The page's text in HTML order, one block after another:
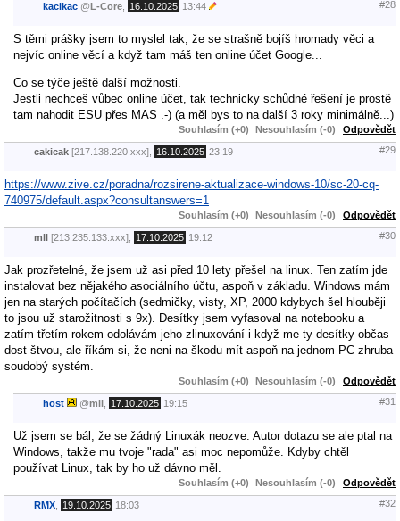
kacikac @L-Core 16.10.2025 13:44 #28
S těmi prášky jsem to myslel tak, že se strašně bojíš hromady věci a
nejvíc online věcí a když tam máš ten online účet Google...
Co se týče ještě další možnosti.
Jestli nechceš vůbec online účet, tak technicky schůdné řešení je prostě
tam nahodit ESU přes MAS .-) (a měl bys to na další 3 roky minimálně...)
Souhlasím (+0) Nesouhlasím (-0) Odpovědět
cakicak [217.138.220.xxx], 16.10.2025 23:19 #29
https://www.zive.cz/poradna/rozsirene-aktualizace-windows-10/sc-20-cq-
740975/default.aspx?consultanswers=1
Souhlasím (+0) Nesouhlasím (-0) Odpovědět
mll [213.235.133.xxx], 17.10.2025 19:12 #30
Jak prozřetelné, že jsem už asi před 10 lety přešel na linux. Ten zatím jde
instalovat bez nějakého asociálního účtu, aspoň v základu. Windows mám
jen na starých počítačích (sedmičky, visty, XP, 2000 kdybych šel hlouběji
to jsou už starožitnosti s 9x). Desítky jsem vyfasoval na notebooku a
zatím třetím rokem odolávám jeho zlinuxování i když me ty desítky občas
dost štvou, ale říkám si, že neni na škodu mít aspoň na jednom PC zhruba
soudobý systém.
Souhlasím (+0) Nesouhlasím (-0) Odpovědět
host @mll 17.10.2025 19:15 #31
Už jsem se bál, že se žádný Linuxák neozve. Autor dotazu se ale ptal na
Windows, takže mu tvoje "rada" asi moc nepomůže. Kdyby chtěl
používat Linux, tak by ho už dávno měl.
Souhlasím (+0) Nesouhlasím (-0) Odpovědět
RMX 19.10.2025 18:03 #32